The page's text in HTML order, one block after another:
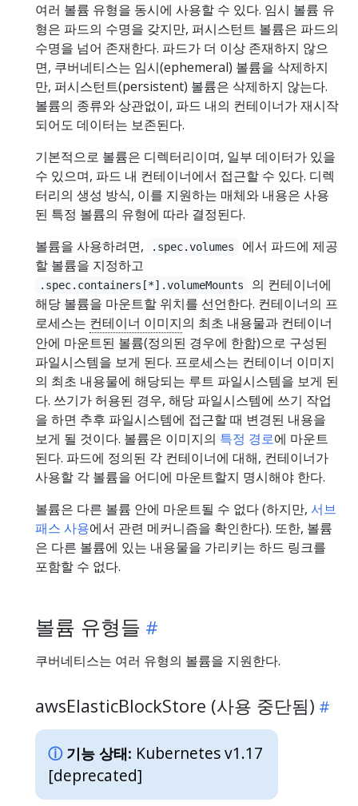
여러 볼륨 유형을 동시에 사용할 수 있다. 임시 볼륨 유
형은 파드의 수명을 갖지만, 퍼시스턴트 볼륨은 파드의
수명을 넘어 존재한다. 파드가 더 이상 존재하지 않으
면, 쿠버네티스는 임시(ephemeral) 볼륨을 삭제하지
만, 퍼시스턴트(persistent) 볼륨은 삭제하지 않는다.
볼륨의 종류와 상관없이, 파드 내의 컨테이너가 재시작
되어도 데이터는 보존된다.
기본적으로 볼륨은 디렉터리이며, 일부 데이터가 있을
수 있으며, 파드 내 컨테이너에서 접근할 수 있다. 디렉
터리의 생성 방식, 이를 지원하는 매체와 내용은 사용
된 특정 볼륨의 유형에 따라 결정된다.
볼륨을 사용하려면,
.spec.volumes
에서 파드에 제공
할 볼륨을 지정하고
.spec.containers[*].volumeMounts
의 컨테이너에
해당 볼륨을 마운트할 위치를 선언한다. 컨테이너의 프
로세스는 컨테이너 이미지의 최초 내용물과 컨테이너
안에 마운트된 볼륨(정의된 경우에 한함)으로 구성된
파일시스템을 보게 된다. 프로세스는 컨테이너 이미지
의 최초 내용물에 해당되는 루트 파일시스템을 보게 된
다. 쓰기가 허용된 경우, 해당 파일시스템에 쓰기 작업
을 하면 추후 파일시스템에 접근할 때 변경된 내용을
보게 될 것이다. 볼륨은 이미지의 특정 경로에 마운트
된다. 파드에 정의된 각 컨테이너에 대해, 컨테이너가
사용할 각 볼륨을 어디에 마운트할지 명시해야 한다.
볼륨은 다른 볼륨 안에 마운트될 수 없다 (하지만, 서브
패스 사용에서 관련 메커니즘을 확인한다). 또한, 볼륨
은 다른 볼륨에 있는 내용물을 가리키는 하드 링크를
포함할 수 없다.
볼륨 유형들
쿠버네티스는 여러 유형의 볼륨을 지원한다.
awsElasticBlockStore (사용 중단됨)
기능 상태: Kubernetes v1.17
[deprecated]